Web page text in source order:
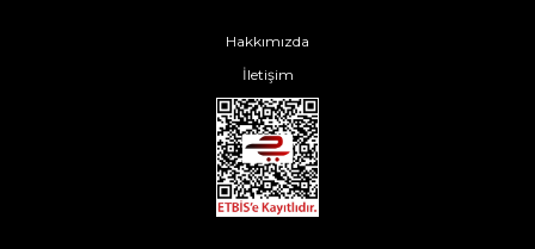
Hakkımızda
İletişim